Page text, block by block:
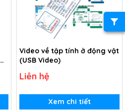
Video về tập tính ở động vật
(USB Video)
Liên hệ
Xem chi tiết